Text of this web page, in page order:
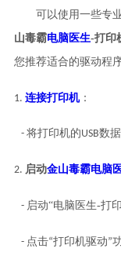
可以使用一些专
山毒霸电脑医生-打印
您推荐适合的驱动程
1. 连接打印机：
- 将打印机的USB数
2. 启动金山毒霸电脑
- 启动“电脑医生-打
- 点击“打印机驱动”